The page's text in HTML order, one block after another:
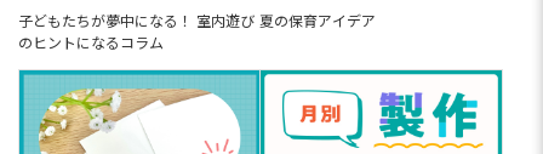
子どもたちが夢中になる！ 室内遊び
のヒントになるコラム
夏の保育アイデア